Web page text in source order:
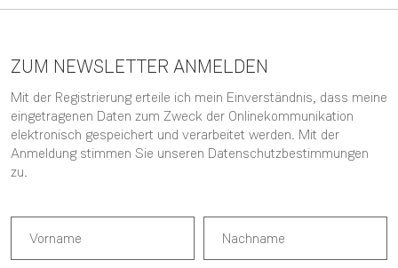
ZUM NEWSLETTER ANMELDEN
Mit der Registrierung erteile ich mein Einverständnis, dass meine
eingetragenen Daten zum Zweck der Onlinekommunikation
elektronisch gespeichert und verarbeitet werden. Mit der
Anmeldung stimmen Sie unseren Datenschutzbestimmungen
zu.